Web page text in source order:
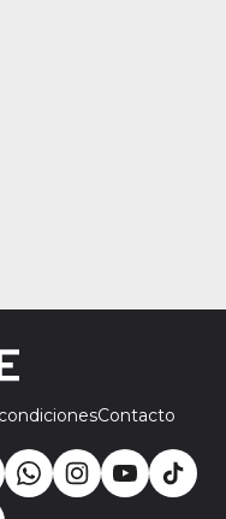
Contacto